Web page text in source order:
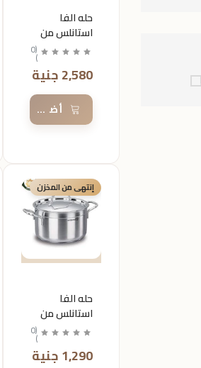
حله الفا
استانلس من
كركوماز (
0
)
2,580 جنية
أضف إلى السلة
إنتهى من المخزن
حله الفا
استانلس من
كركوماز (
0
)
1,290 جنية